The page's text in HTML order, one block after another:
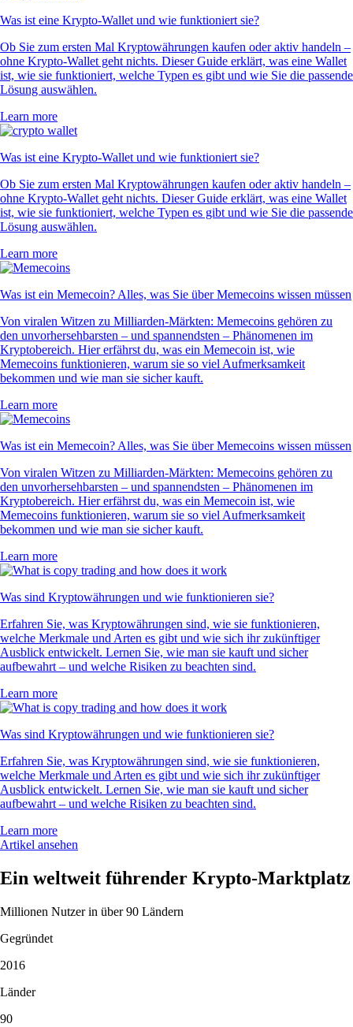
Was ist eine Krypto-Wallet und wie funktioniert sie?
Ob Sie zum ersten Mal Kryptowährungen kaufen oder aktiv handeln –
ohne Krypto-Wallet geht nichts. Dieser Guide erklärt, was eine Wallet
ist, wie sie funktioniert, welche Typen es gibt und wie Sie die passende
Lösung auswählen.
Learn more
Was ist eine Krypto-Wallet und wie funktioniert sie?
Ob Sie zum ersten Mal Kryptowährungen kaufen oder aktiv handeln –
ohne Krypto-Wallet geht nichts. Dieser Guide erklärt, was eine Wallet
ist, wie sie funktioniert, welche Typen es gibt und wie Sie die passende
Lösung auswählen.
Learn more
Was ist ein Memecoin? Alles, was Sie über Memecoins wissen müssen
Von viralen Witzen zu Milliarden-Märkten: Memecoins gehören zu
den unvorhersehbarsten – und spannendsten – Phänomenen im
Kryptobereich. Hier erfährst du, was ein Memecoin ist, wie
Memecoins funktionieren, warum sie so viel Aufmerksamkeit
bekommen und wie man sie sicher kauft.
Learn more
Was ist ein Memecoin? Alles, was Sie über Memecoins wissen müssen
Von viralen Witzen zu Milliarden-Märkten: Memecoins gehören zu
den unvorhersehbarsten – und spannendsten – Phänomenen im
Kryptobereich. Hier erfährst du, was ein Memecoin ist, wie
Memecoins funktionieren, warum sie so viel Aufmerksamkeit
bekommen und wie man sie sicher kauft.
Learn more
Was sind Kryptowährungen und wie funktionieren sie?
Erfahren Sie, was Kryptowährungen sind, wie sie funktionieren,
welche Merkmale und Arten es gibt und wie sich ihr zukünftiger
Ausblick entwickelt. Lernen Sie, wie man sie kauft und sicher
aufbewahrt – und welche Risiken zu beachten sind.
Learn more
Was sind Kryptowährungen und wie funktionieren sie?
Erfahren Sie, was Kryptowährungen sind, wie sie funktionieren,
welche Merkmale und Arten es gibt und wie sich ihr zukünftiger
Ausblick entwickelt. Lernen Sie, wie man sie kauft und sicher
aufbewahrt – und welche Risiken zu beachten sind.
Learn more
Artikel ansehen
Ein weltweit führender Krypto-Marktplatz
Millionen Nutzer in über 90 Ländern
Gegründet
2016
Länder
90